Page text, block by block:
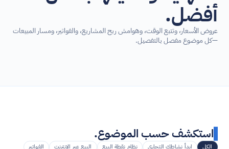
أفضل.
عروض الأسعار، وتتبع الوقت، وهوامش ربح المشاريع، والفواتير، ومسار المبيعات
—كل موضوع مفصل بالتفصيل.
استكشف حسب الموضوع.
الكل ابدأ نشاطك التجاري نظام نقطة البيع البيع عبر الإنترنت
الفواتير